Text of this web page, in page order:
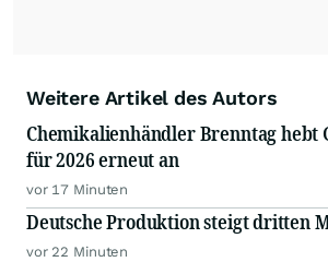
Weitere Artikel des Autors
Chemikalienhändler Brenntag hebt
für 2026 erneut an
vor 17 Minuten
Deutsche Produktion steigt dritten
vor 22 Minuten